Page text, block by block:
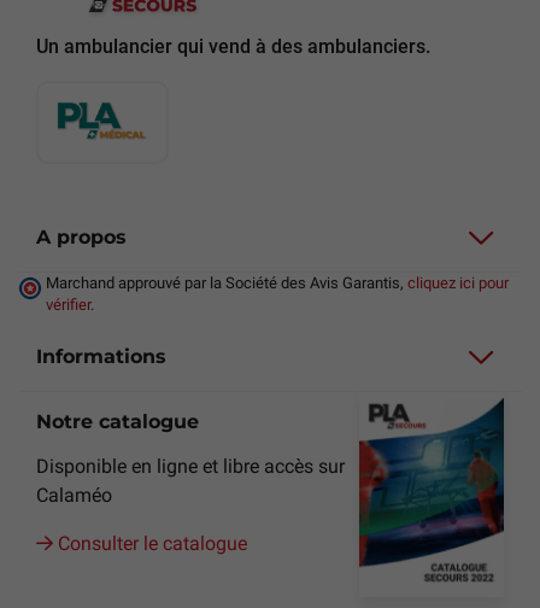
Un ambulancier qui vend à des ambulanciers.
A propos
Marchand approuvé par la Société des Avis Garantis, cliquez ici pour
vérifier.
Informations
Notre catalogue
Disponible en ligne et libre accès sur
Calaméo
Consulter le catalogue